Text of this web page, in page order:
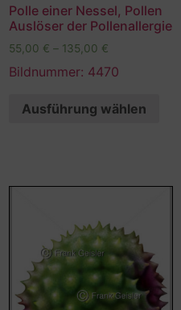
Polle einer Nessel, Pollen
Auslöser der Pollenallergie
55,00 € – 135,00 €
Bildnummer: 4470
Ausführung wählen